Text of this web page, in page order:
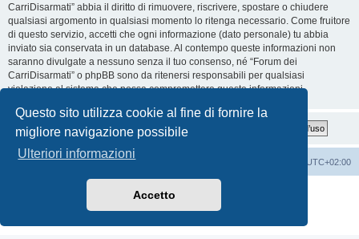
Questo sito utilizza cookie al fine di fornire la
migliore navigazione possibile
Ulteriori informazioni
Accetto
CarriDisarmati” abbia il diritto di rimuovere, riscrivere, spostare o chiudere
qualsiasi argomento in qualsiasi momento lo ritenga necessario. Come fruitore
di questo servizio, accetti che ogni informazione (dato personale) tu abbia
inviato sia conservata in un database. Al contempo queste informazioni non
saranno divulgate a nessuno senza il tuo consenso, né “Forum dei
CarriDisarmati” o phpBB sono da ritenersi responsabili per qualsiasi
violazione al sistema che possa compromettere queste informazioni.
Home Indice UTC+02:00
phpBB
® Forum Software © phpBB Limited